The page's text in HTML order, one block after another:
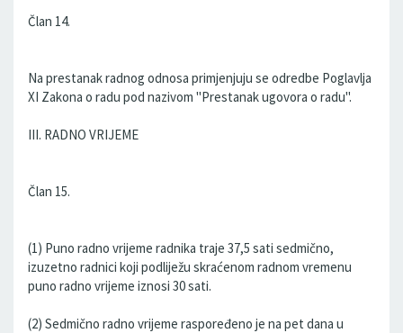
Član 14.
Na prestanak radnog odnosa primjenjuju se odredbe Poglavlja
XI Zakona o radu pod nazivom "Prestanak ugovora o radu".
III. RADNO VRIJEME
Član 15.
(1) Puno radno vrijeme radnika traje 37,5 sati sedmično,
izuzetno radnici koji podliježu skraćenom radnom vremenu
puno radno vrijeme iznosi 30 sati.
(2) Sedmično radno vrijeme raspoređeno je na pet dana u